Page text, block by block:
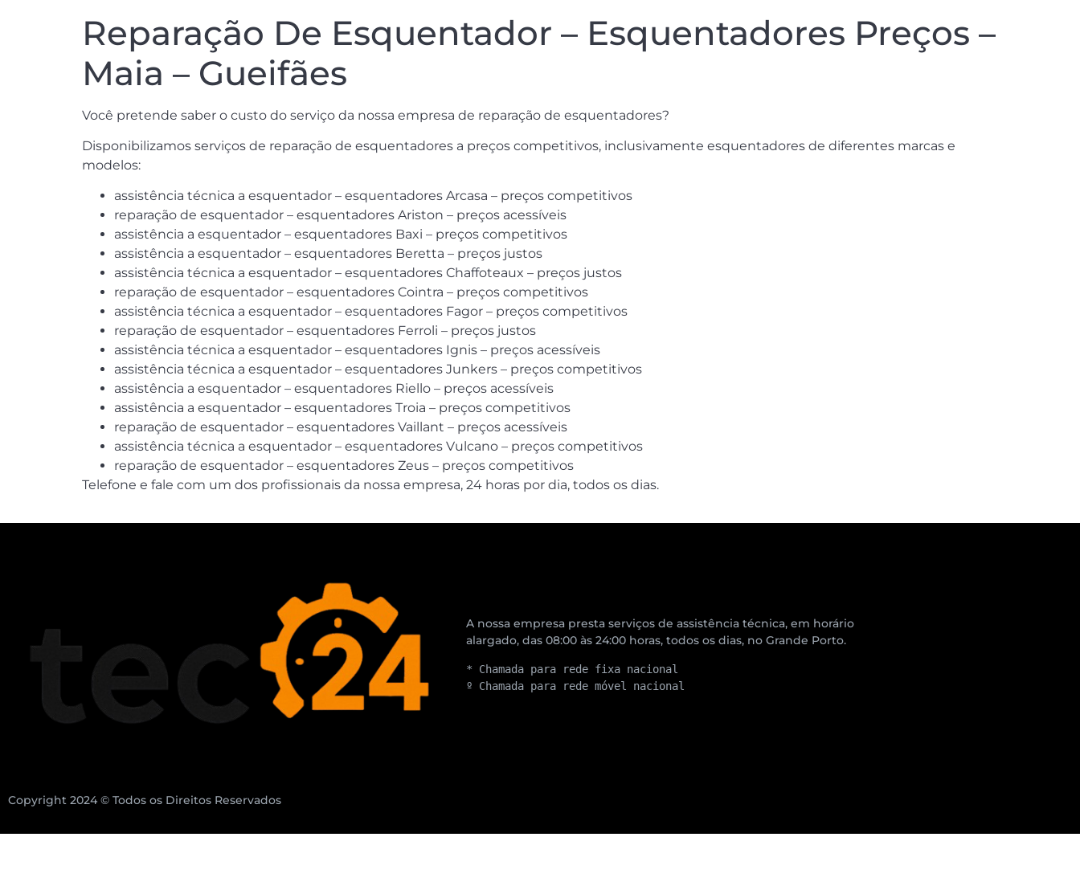
Reparação De Esquentador – Esquentadores Preços –
Maia – Gueifães
Você pretende saber o custo do serviço da nossa empresa de reparação de esquentadores?
Disponibilizamos serviços de reparação de esquentadores a preços competitivos, inclusivamente esquentadores de diferentes marcas e
modelos:
assistência técnica a esquentador – esquentadores Arcasa – preços competitivos
reparação de esquentador – esquentadores Ariston – preços acessíveis
assistência a esquentador – esquentadores Baxi – preços competitivos
assistência a esquentador – esquentadores Beretta – preços justos
assistência técnica a esquentador – esquentadores Chaffoteaux – preços justos
reparação de esquentador – esquentadores Cointra – preços competitivos
assistência técnica a esquentador – esquentadores Fagor – preços competitivos
reparação de esquentador – esquentadores Ferroli – preços justos
assistência técnica a esquentador – esquentadores Ignis – preços acessíveis
assistência técnica a esquentador – esquentadores Junkers – preços competitivos
assistência a esquentador – esquentadores Riello – preços acessíveis
assistência a esquentador – esquentadores Troia – preços competitivos
reparação de esquentador – esquentadores Vaillant – preços acessíveis
assistência técnica a esquentador – esquentadores Vulcano – preços competitivos
reparação de esquentador – esquentadores Zeus – preços competitivos
Telefone e fale com um dos profissionais da nossa empresa, 24 horas por dia, todos os dias.
A nossa empresa presta serviços de assistência técnica, em horário
alargado, das 08:00 às 24:00 horas, todos os dias, no Grande Porto.
* Chamada para rede fixa nacional
º Chamada para rede móvel nacional
Copyright 2024 © Todos os Direitos Reservados